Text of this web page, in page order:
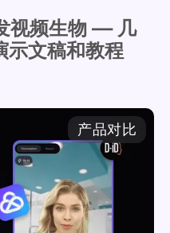
视频生物 — 几
示文稿和教程
产品对比